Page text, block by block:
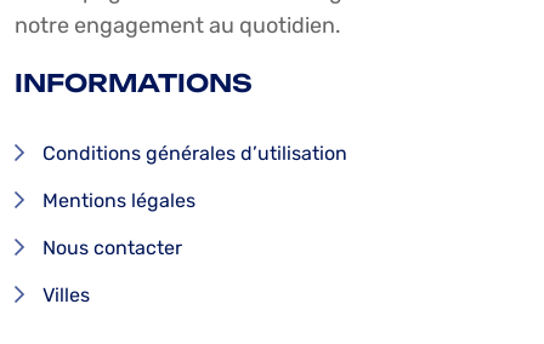
notre engagement au quotidien.
INFORMATIONS
Conditions générales d’utilisation
Mentions légales
Nous contacter
Villes